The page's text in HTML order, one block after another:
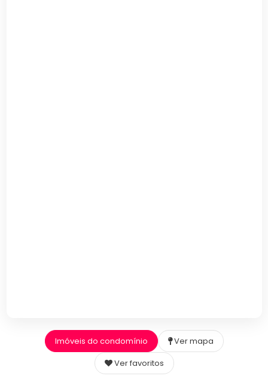
Imóveis do condomínio
Ver mapa
Ver favoritos